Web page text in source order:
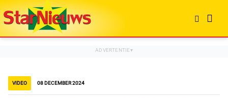
VIDEO 08 DECEMBER 2024